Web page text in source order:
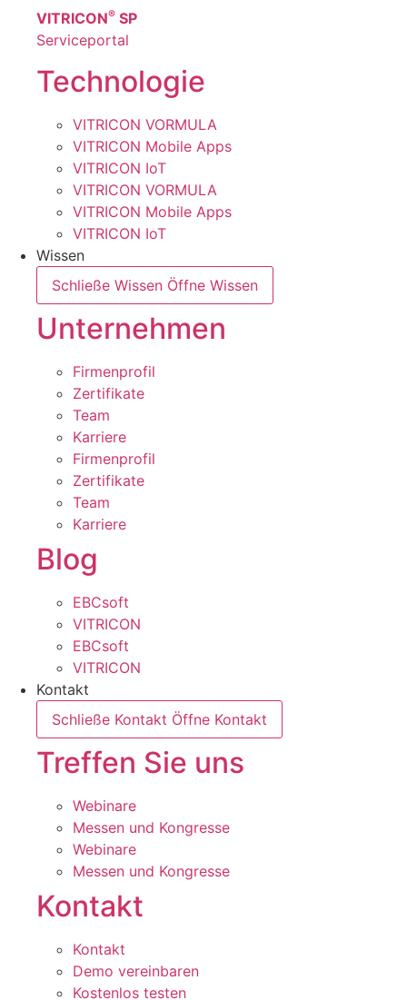
VITRICON® SP
Serviceportal
Technologie
VITRICON VORMULA
VITRICON Mobile Apps
VITRICON IoT
VITRICON VORMULA
VITRICON Mobile Apps
VITRICON IoT
Wissen
Schließe Wissen Öffne Wissen
Unternehmen
Firmenprofil
Zertifikate
Team
Karriere
Firmenprofil
Zertifikate
Team
Karriere
Blog
EBCsoft
VITRICON
EBCsoft
VITRICON
Kontakt
Schließe Kontakt Öffne Kontakt
Treffen Sie uns
Webinare
Messen und Kongresse
Webinare
Messen und Kongresse
Kontakt
Kontakt
Demo vereinbaren
Kostenlos testen